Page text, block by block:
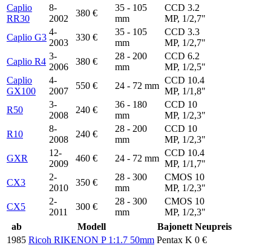
Caplio
RR30
8-
2002
380 €
35 - 105
mm
CCD 3.2
MP, 1/2,7"
Caplio G3
4-
2003
330 €
35 - 105
mm
CCD 3.3
MP, 1/2,7"
Caplio R4
3-
2006
380 €
28 - 200
mm
CCD 6.2
MP, 1/2,5"
Caplio
GX100
4-
2007
550 € 24 - 72 mm
CCD 10.4
MP, 1/1,8"
R50
3-
2008
240 €
36 - 180
mm
CCD 10
MP, 1/2,3"
R10
8-
2008
240 €
28 - 200
mm
CCD 10
MP, 1/2,3"
GXR
12-
2009
460 € 24 - 72 mm
CCD 10.4
MP, 1/1,7"
CX3
2-
2010
350 €
28 - 300
mm
CMOS 10
MP, 1/2,3"
CX5
2-
2011
300 €
28 - 300
mm
CMOS 10
MP, 1/2,3"
ab
Modell Bajonett Neupreis
1985 Ricoh RIKENON P 1:1.7 50mm Pentax K 0 €